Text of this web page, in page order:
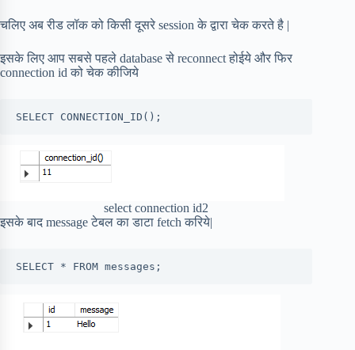
चलिए अब रीड लॉक को किसी दूसरे session के द्वारा चेक करते है |
इसके लिए आप सबसे पहले database से reconnect होईये और फिर
connection id को चेक कीजिये
select connection id2
इसके बाद message टेबल का डाटा fetch करिये|